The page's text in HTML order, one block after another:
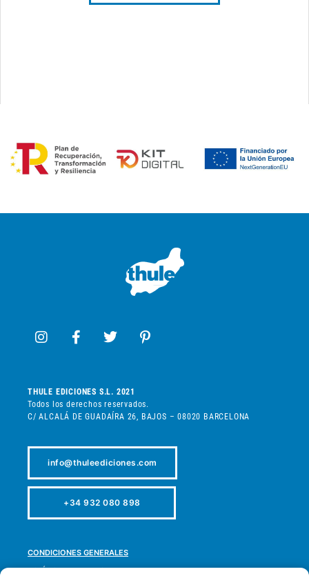
THULE EDICIONES S.L. 2021
Todos los derechos reservados.
C/ ALCALÁ DE GUADAÍRA 26, BAJOS – 08020 BARCELONA
info@thuleediciones.com
+34 932 080 898
CONDICIONES GENERALES
POLÍTICA DE PRIVACIDAD